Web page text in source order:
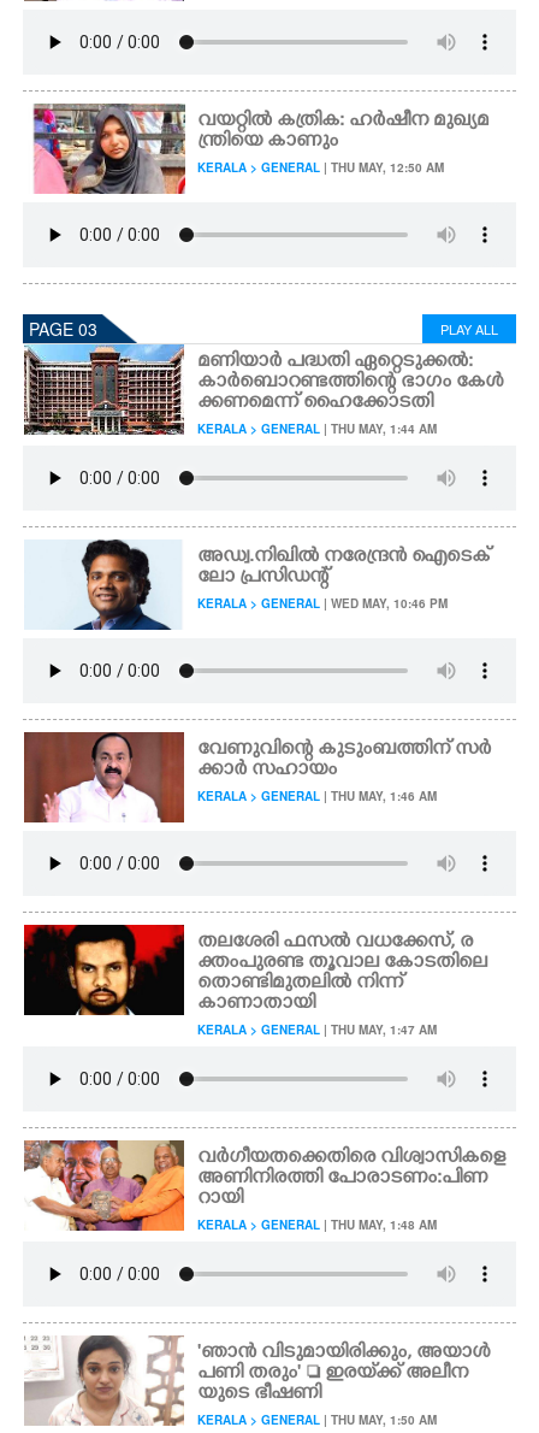
വയറ്റിൽ കത്രിക: ഹർഷീന മുഖ്യമ
ന്ത്രിയെ കാണും
KERALA > GENERAL | THU MAY, 12:50 AM
PAGE 03 PLAY ALL
മണിയാർ പദ്ധതി ഏറ്റെടുക്കൽ:
കാർബൊറണ്ടത്തിന്റെ ഭാഗം കേൾ
ക്കണമെന്ന് ഹൈക്കോടതി
KERALA > GENERAL | THU MAY, 1:44 AM
അഡ്വ.നിഖിൽ നരേന്ദ്രൻ ഐടെക്
ലോ പ്രസിഡന്റ്
KERALA > GENERAL | WED MAY, 10:46 PM
വേണുവിന്റെ കുടുംബത്തിന് സർ
ക്കാർ സഹായം
KERALA > GENERAL | THU MAY, 1:46 AM
തലശേരി ഫസൽ വധക്കേസ്, ര
ക്തംപുരണ്ട തൂവാല കോടതിലെ
തൊണ്ടിമുതലിൽ നിന്ന്
കാണാതായി
KERALA > GENERAL | THU MAY, 1:47 AM
വർഗീയതക്കെതിരെ വിശ്വാസികളെ
അണിനിരത്തി പോരാടണം: പിണ
റായി
KERALA > GENERAL | THU MAY, 1:48 AM
'ഞാൻ വിടുമായിരിക്കും, അയാൾ
പണി തരും'  ഇരയ്‌ക്ക് അലീന
യുടെ ഭീഷണി
KERALA > GENERAL | THU MAY, 1:50 AM